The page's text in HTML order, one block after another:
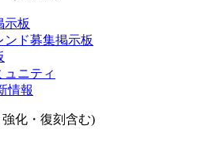
示板
ド募集掲示板
ュニティ
情報
化・復刻含む)